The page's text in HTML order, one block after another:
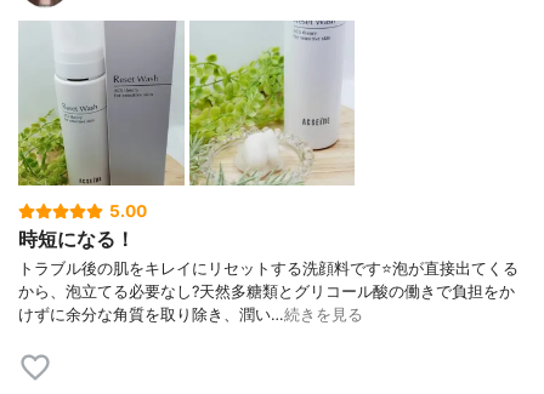
5.00
時短になる！
トラブル後の肌をキレイにリセットする洗顔料です⭐泡が直接出てくる
から、泡立てる必要なし?天然多糖類とグリコール酸の働きで負担をか
けずに余分な角質を取り除き、潤い…続きを見る